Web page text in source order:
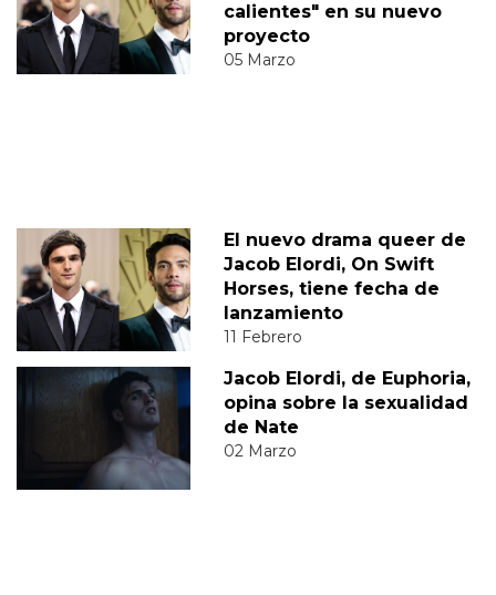
calientes" en su nuevo
proyecto
05 Marzo
El nuevo drama queer de
Jacob Elordi, On Swift
Horses, tiene fecha de
lanzamiento
11 Febrero
Jacob Elordi, de Euphoria,
opina sobre la sexualidad
de Nate
02 Marzo